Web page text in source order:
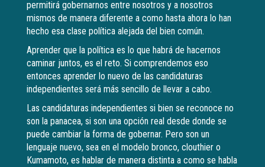
permitirá gobernarnos entre nosotros y a nosotros
mismos de manera diferente a como hasta ahora lo han
hecho esa clase política alejada del bien común.
Aprender que la política es lo que habrá de hacernos
caminar juntos, es el reto. Si comprendemos eso
entonces aprender lo nuevo de las candidaturas
independientes será más sencillo de llevar a cabo.
Las candidaturas independientes si bien se reconoce no
son la panacea, si son una opción real desde donde se
puede cambiar la forma de gobernar. Pero son un
lenguaje nuevo, sea en el modelo bronco, clouthier o
Kumamoto, es hablar de manera distinta a como se habla